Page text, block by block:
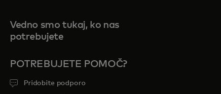
Vedno smo tukaj, ko nas
potrebujete
POTREBUJETE POMOČ?
Pridobite podporo